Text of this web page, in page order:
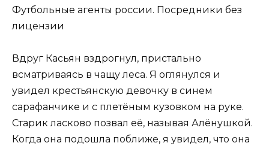
Футбольные агенты россии. Посредники без
лицензии
Вдруг Касьян вздрогнул, пристально
всматриваясь в чащу леса. Я оглянулся и
увидел крестьянскую девочку в синем
сарафанчике и с плетёным кузовком на руке.
Старик ласково позвал её, называя Алёнушкой.
Когда она подошла поближе, я увидел, что она